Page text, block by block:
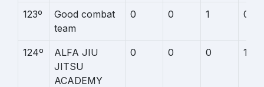
123º
Good combat
team
0 0 1 0
124º
ALFA JIU
JITSU
ACADEMY
0 0 0 1